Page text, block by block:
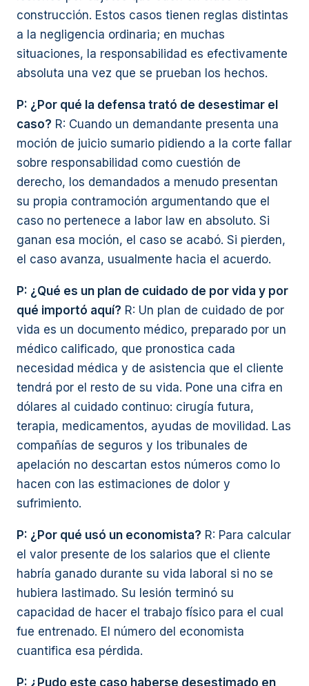
construcción. Estos casos tienen reglas distintas
a la negligencia ordinaria; en muchas
situaciones, la responsabilidad es efectivamente
absoluta una vez que se prueban los hechos.
P: ¿Por qué la defensa trató de desestimar el
caso? R: Cuando un demandante presenta una
moción de juicio sumario pidiendo a la corte fallar
sobre responsabilidad como cuestión de
derecho, los demandados a menudo presentan
su propia contramoción argumentando que el
caso no pertenece a labor law en absoluto. Si
ganan esa moción, el caso se acabó. Si pierden,
el caso avanza, usualmente hacia el acuerdo.
P: ¿Qué es un plan de cuidado de por vida y por
qué importó aquí? R: Un plan de cuidado de por
vida es un documento médico, preparado por un
médico calificado, que pronostica cada
necesidad médica y de asistencia que el cliente
tendrá por el resto de su vida. Pone una cifra en
dólares al cuidado continuo: cirugía futura,
terapia, medicamentos, ayudas de movilidad. Las
compañías de seguros y los tribunales de
apelación no descartan estos números como lo
hacen con las estimaciones de dolor y
sufrimiento.
P: ¿Por qué usó un economista? R: Para calcular
el valor presente de los salarios que el cliente
habría ganado durante su vida laboral si no se
hubiera lastimado. Su lesión terminó su
capacidad de hacer el trabajo físico para el cual
fue entrenado. El número del economista
cuantifica esa pérdida.
P: ¿Pudo este caso haberse desestimado en